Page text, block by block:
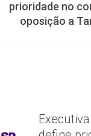
prioridade no
oposição a